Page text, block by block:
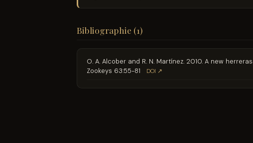
Bibliographie (1)
O. A. Alcober and R. N. Martínez. 2010. A new
Zookeys 63:55-81
DOI ↗